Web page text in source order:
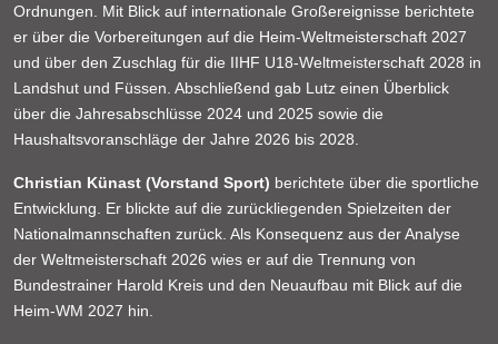
Ordnungen. Mit Blick auf internationale Großereignisse berichtete
er über die Vorbereitungen auf die Heim-Weltmeisterschaft 2027
und über den Zuschlag für die IIHF U18-Weltmeisterschaft 2028 in
Landshut und Füssen. Abschließend gab Lutz einen Überblick
über die Jahresabschlüsse 2024 und 2025 sowie die
Haushaltsvoranschläge der Jahre 2026 bis 2028.
Christian Künast (Vorstand Sport) berichtete über die sportliche
Entwicklung. Er blickte auf die zurückliegenden Spielzeiten der
Nationalmannschaften zurück. Als Konsequenz aus der Analyse
der Weltmeisterschaft 2026 wies er auf die Trennung von
Bundestrainer Harold Kreis und den Neuaufbau mit Blick auf die
Heim-WM 2027 hin.